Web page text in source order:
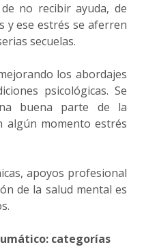
no recibir ayuda, de
y ese estrés se aferren
secuelas.
los abordajes
psicológicas. Se
buena parte de la
algún momento estrés
apoyos profesional
de la salud mental es
categorías